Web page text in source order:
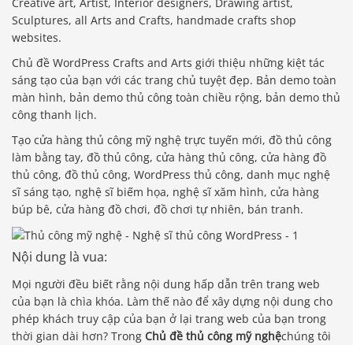
Sculptures, all Arts and Crafts, handmade crafts shop
websites.
Chủ đề WordPress Crafts and Arts giới thiệu những kiệt tác
sáng tạo của bạn với các trang chủ tuyệt đẹp. Bản demo toàn
màn hình, bản demo thủ công toàn chiều rộng, bản demo thủ
công thanh lịch.
Tạo cửa hàng thủ công mỹ nghệ trực tuyến mới, đồ thủ công
làm bằng tay, đồ thủ công, cửa hàng thủ công, cửa hàng đồ
thủ công, đồ thủ công, WordPress thủ công, danh mục nghệ
sĩ sáng tạo, nghệ sĩ biếm họa, nghệ sĩ xăm hình, cửa hàng
búp bê, cửa hàng đồ chơi, đồ chơi tự nhiên, bán tranh.
Nội dung là vua:
Mọi người đều biết rằng nội dung hấp dẫn trên trang web
của bạn là chìa khóa. Làm thế nào để xây dựng nội dung cho
phép khách truy cập của bạn ở lại trang web của bạn trong
thời gian dài hơn? Trong Chủ đề thủ công mỹ nghệchúng tôi